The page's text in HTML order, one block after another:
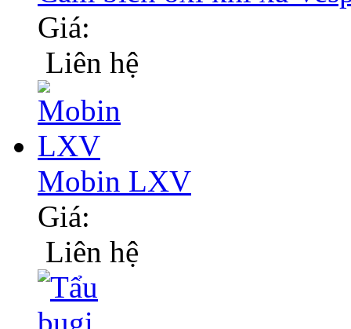
Giá:
Liên hệ
Mobin LXV
Giá:
Liên hệ